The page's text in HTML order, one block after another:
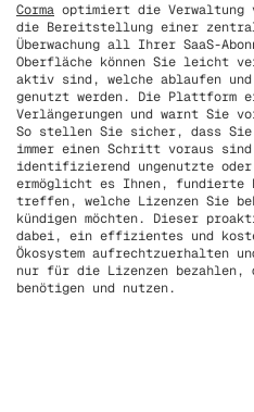
Corma optimiert die Verwaltung
die Bereitstellung einer
Überwachung all Ihrer SaaS-
Oberfläche können Sie leicht
aktiv sind, welche ablaufen
genutzt werden. Die Plattform
Verlängerungen und warnt Sie
So stellen Sie sicher, dass Sie
immer einen Schritt voraus
identifizierend ungenutzte oder
ermöglicht es Ihnen, fundierte
treffen, welche Lizenzen Sie
kündigen möchten. Dieser
dabei, ein effizientes und
Ökosystem aufrechtzuerhalten
nur für die Lizenzen
benötigen und nutzen.